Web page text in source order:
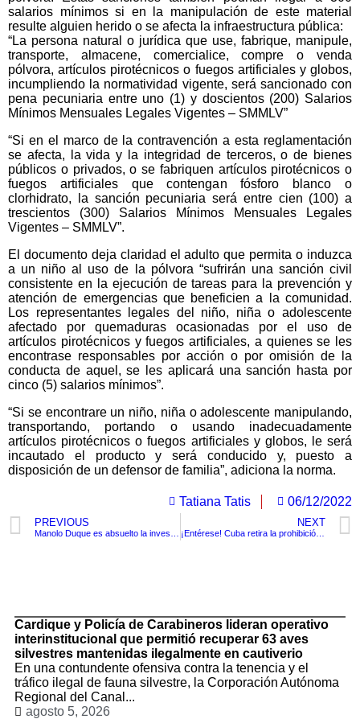
salarios mínimos si en la manipulación de este material
resulte alguien herido o se afecta la infraestructura pública:
“La persona natural o jurídica que use, fabrique, manipule,
transporte, almacene, comercialice, compre o venda
pólvora, artículos pirotécnicos o fuegos artificiales y globos,
incumpliendo la normatividad vigente, será sancionado con
pena pecuniaria entre uno (1) y doscientos (200) Salarios
Mínimos Mensuales Legales Vigentes – SMMLV”
“Si en el marco de la contravención a esta reglamentación
se afecta, la vida y la integridad de terceros, o de bienes
públicos o privados, o se fabriquen artículos pirotécnicos o
fuegos artificiales que contengan fósforo blanco o
clorhidrato, la sanción pecuniaria será entre cien (100) a
trescientos (300) Salarios Mínimos Mensuales Legales
Vigentes – SMMLV”.
El documento deja claridad el adulto que permita o induzca
a un niño al uso de la pólvora “sufrirán una sanción civil
consistente en la ejecución de tareas para la prevención y
atención de emergencias que beneficien a la comunidad.
Los representantes legales del niño, niña o adolescente
afectado por quemaduras ocasionadas por el uso de
artículos pirotécnicos y fuegos artificiales, a quienes se les
encontrase responsables por acción o por omisión de la
conducta de aquel, se les aplicará una sanción hasta por
cinco (5) salarios mínimos”.
“Si se encontrare un niño, niña o adolescente manipulando,
transportando, portando o usando inadecuadamente
artículos pirotécnicos o fuegos artificiales y globos, le será
incautado el producto y será conducido y, puesto a
disposición de un defensor de familia”, adiciona la norma.
Tatiana Tatis 06/12/2022
PREVIOUS NEXT
¡Entérese! Cuba retira la prohibición del boxeo femenino, se están preparan para los próximos juegos olímpicos
Cardique y Policía de Carabineros lideran operativo
interinstitucional que permitió recuperar 63 aves
silvestres mantenidas ilegalmente en cautiverio
En una contundente ofensiva contra la tenencia y el
tráfico ilegal de fauna silvestre, la Corporación Autónoma
Regional del Canal...
agosto 5, 2026